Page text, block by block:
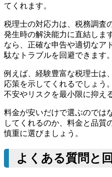
てくれます。
税理士の対応力は、税務調査
発生時の解決能力に直結しま
なら、正確な申告や適切なア
駄なトラブルを回避できます。
例えば、経験豊富な税理士は
応策を示してくれるでしょう
不安やリスクを最小限に抑え
料金が安いだけで選ぶのでは
してくれるのか、料金と品質
慎重に選びましょう。
よくある質問と